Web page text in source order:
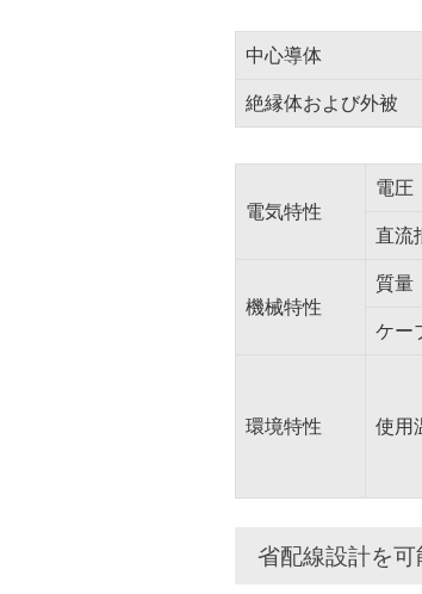
中心導体
絶縁体および外被
電気特性
電圧
直流
機械特性
質量
ケー
環境特性 使用
省配線設計を